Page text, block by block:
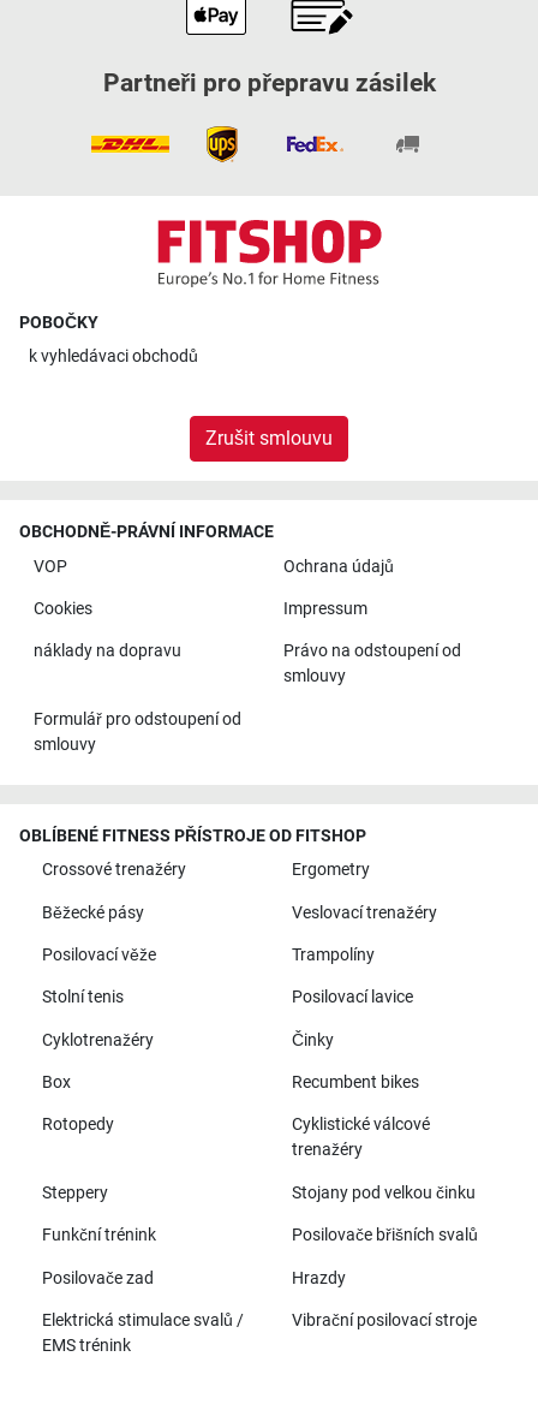
Partneři pro přepravu zásilek
POBOČKY
kvyhledávaci obchodů
Zrušit smlouvu
OBCHODNĚ-PRÁVNÍ INFORMACE
VOP
Ochrana údajů
Cookies Impressum
náklady na dopravu
Právo na odstoupení od
smlouvy
Formulář pro odstoupení od
smlouvy
OBLÍBENÉ FITNESS PŘÍSTROJE OD FITSHOP
Crossové trenažéry
Ergometry
Běžecké pásy Veslovací trenažéry
Posilovací věže Trampolíny
Stolní tenis Posilovací lavice
Cyklotrenažéry Činky
Box Recumbent bikes
Rotopedy
Cyklistické válcové
trenažéry
Steppery Stojany pod velkou činku
Funkční trénink Posilovače břišních svalů
Posilovače zad Hrazdy
Elektrická stimulace svalů /
EMS trénink
Vibrační posilovací stroje